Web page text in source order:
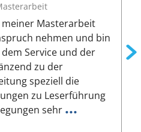
Masterarbeit
nehmen und bin
Service und der
zu der
speziell die
zu Leserführung
sehr ...